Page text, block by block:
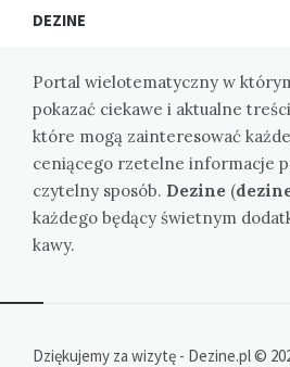
DEZINE
Portal wielotematyczny w
pokazać ciekawe i aktualne
które mogą zainteresować
ceniącego rzetelne informacje
czytelny sposób. Dezine (
każdego będący świetnym
kawy.
Dziękujemy za wizytę - Dezine.pl ©